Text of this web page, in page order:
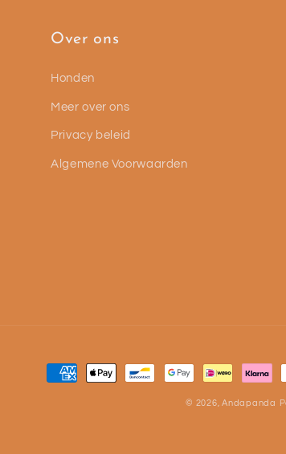
Over ons
Honden
Meer over ons
Privacy beleid
Algemene Voorwaarden
Betaalmethoden
© 2026,Andapanda